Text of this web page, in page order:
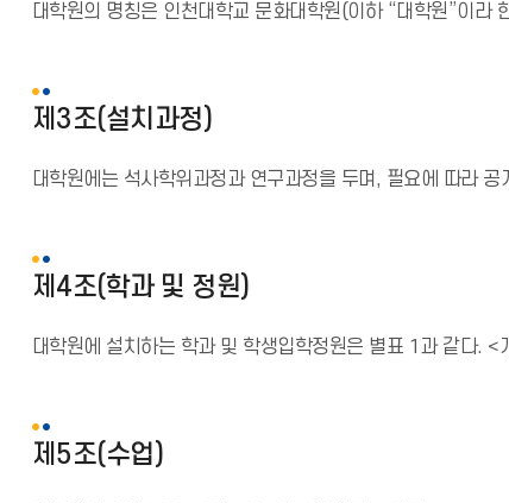
대학원의 명칭은 인천대학교 문화대학원(이하 “대학원”이라
제3조(설치과정)
대학원에는 석사학위과정과 연구과정을 두며, 필요에 따라 공
제4조(학과 및 정원)
대학원에 설치하는 학과 및 학생입학정원은 별표 1과 같다
제5조(수업)